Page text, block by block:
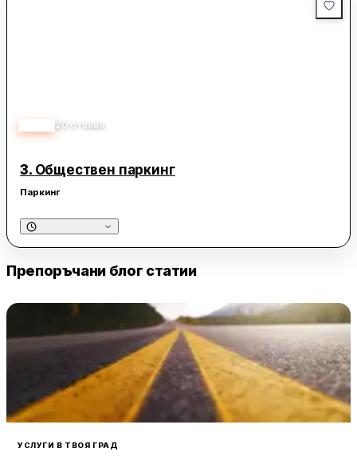
20 отзива
3. Обществен паркинг
Паркинг
Препоръчани блог статии
УСЛУГИ В ТВОЯ ГРАД